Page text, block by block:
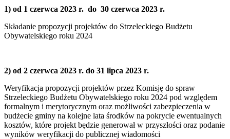
1) od 1 czerwca 2023 r. do 30 czerwca 2023 r.
Składanie propozycji projektów do Strzeleckiego Budżetu
Obywatelskiego roku 2024
2) od 2 czerwca 2023 r. do 31 lipca 2023 r.
Weryfikacja propozycji projektów przez Komisję do spraw
Strzeleckiego Budżetu Obywatelskiego roku 2024 pod względem
formalnym i merytorycznym oraz możliwości zabezpieczenia w
budżecie gminy na kolejne lata środków na pokrycie ewentualnych
kosztów, które projekt będzie generował w przyszłości oraz podanie
wyników weryfikacji do publicznej wiadomości